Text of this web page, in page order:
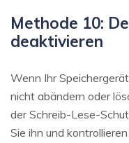
Methode 10:
deaktivieren
Wenn Ihr
nicht abändern oder
der Schreib-Lese-
Sie ihn und